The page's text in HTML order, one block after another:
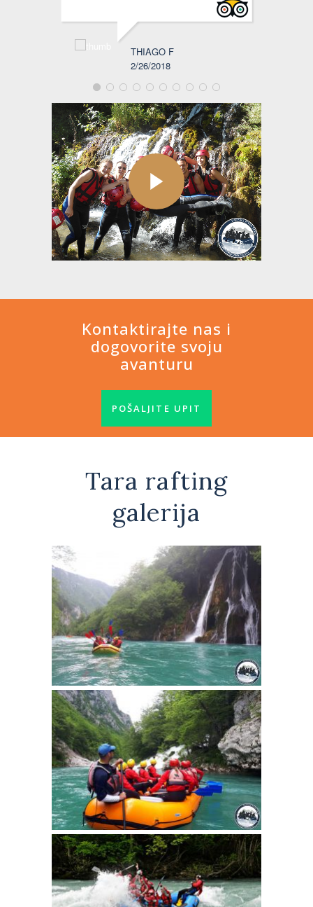
THIAGO F
2/26/2018
Kontaktirajte nas i
dogovorite svoju
avanturu
POŠALJITE UPIT
Tara rafting
galerija